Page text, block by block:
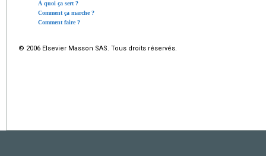
À quoi ça sert ?
Comment ça marche ?
Comment faire ?
© 2006 Elsevier Masson SAS. Tous droits réservés.